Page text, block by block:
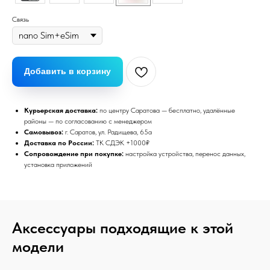
Связь
Добавить в корзину
Курьерская доставка: по центру Саратова — бесплатно, удалённые
районы — по согласованию с менеджером
Самовывоз: г. Саратов, ул. Радищева, 65а
Доставка по России: ТК СДЭК +1000₽
Сопровождение при покупке: настройка устройства, перенос данных,
установка приложений
Аксессуары подходящие к этой
модели